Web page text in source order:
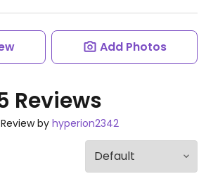
Add Photos
Reviews
by hyperion2342